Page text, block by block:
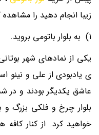
زیبا انجام دهید را مشاهده
1) به بلوار باتومی بروید.
یکی از نمادهای شهر
ی یادبودی از علی و
عاشق یکدیگر بودند و در
خواهید کرد. از کنار